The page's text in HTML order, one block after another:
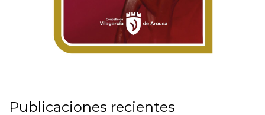
Publicaciones recientes